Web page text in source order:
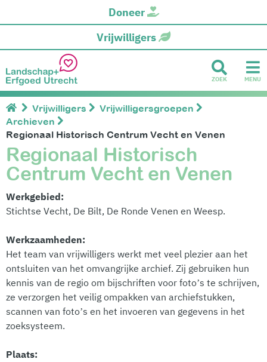
Doneer
Vrijwilligers
ZOEK MENU
Vrijwilligers
Vrijwilligersgroepen
Archieven
Regionaal Historisch Centrum Vecht en Venen
Regionaal Historisch
Centrum Vecht en Venen
Werkgebied:
Stichtse Vecht, De Bilt, De Ronde Venen en Weesp.
Werkzaamheden:
Het team van vrijwilligers werkt met veel plezier aan het
ontsluiten van het omvangrijke archief. Zij gebruiken hun
kennis van de regio om bijschriften voor foto’s te schrijven,
ze verzorgen het veilig ompakken van archiefstukken,
scannen van foto’s en het invoeren van gegevens in het
zoeksysteem.
Plaats: